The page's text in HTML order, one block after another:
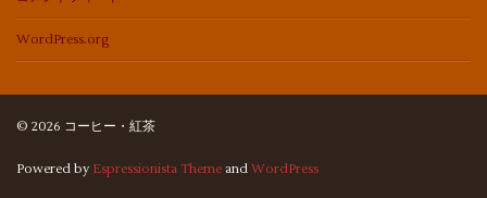
WordPress.org
© 2026 コーヒー・紅茶
Powered by Espressionista Theme and WordPress